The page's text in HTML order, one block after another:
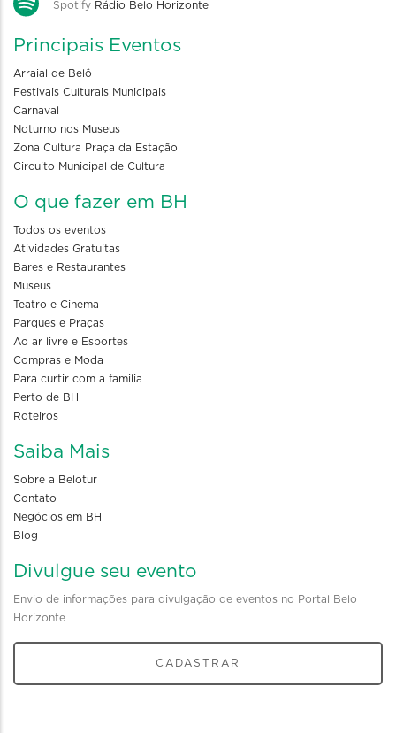
Spotify Rádio Belo Horizonte
Principais Eventos
Arraial de Belô
Festivais Culturais Municipais
Carnaval
Noturno nos Museus
Zona Cultura Praça da Estação
Circuito Municipal de Cultura
O que fazer em BH
Todos os eventos
Atividades Gratuitas
Bares e Restaurantes
Museus
Teatro e Cinema
Parques e Praças
Ao ar livre e Esportes
Compras e Moda
Para curtir com a familia
Perto de BH
Roteiros
Saiba Mais
Sobre a Belotur
Contato
Negócios em BH
Blog
Divulgue seu evento
Envio de informações para divulgação de eventos no Portal Belo
Horizonte
CADASTRAR